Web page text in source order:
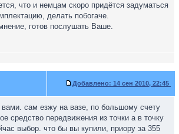
что и немцам скоро придётся задуматься
делать побогаче.
готов послушать Ваше.
Добавлено: 14 сен 2010, 22:45
сам езжу на вазе, по большому счету
средство передвижения из точки а в точку
выбор. что бы вы купили, приору за 355